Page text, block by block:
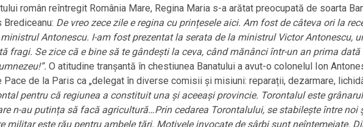
român reîntregit România Mare, Regina Maria s-a arătat preocupată de soarta
De vreo zece zile e regina cu prințesele aici. Am fost de câteva ori la
Antonescu. I-am fost prezentat la serata de la ministrul Victor Antonescu,
fragi. Se zice că e bine să te gândești la ceva, când mănânci într-un an prima
O atitudine tranșantă în chestiunea Banatului a avut-o colonelul Ion
de la Paris ca „delegat în diverse comisii și misiuni: reparații, dezarmare,
pentru că regiunea a constituit una și aceeași provincie. Torontalul este
n-au putința să facă agricultură…Prin cedarea Torontalului, se stabilește între
militar este rău pentru ambele țări. Motivele invocate de sârbi sunt neîntemeiate.